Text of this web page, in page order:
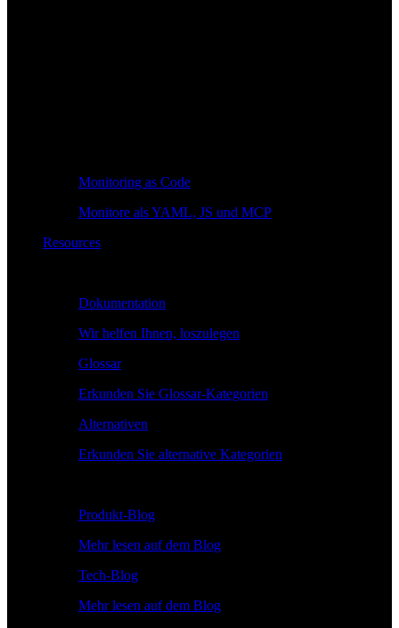
Monitoring as Code
Monitore als YAML, JS und MCP
Resources
Dokumentation
Wir helfen Ihnen, loszulegen
Glossar
Erkunden Sie Glossar-Kategorien
Alternativen
Erkunden Sie alternative Kategorien
Produkt-Blog
Mehr lesen auf dem Blog
Tech-Blog
Mehr lesen auf dem Blog